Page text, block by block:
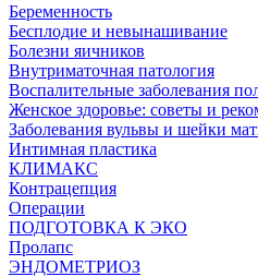
Беременность
Бесплодие и невынашивание
Болезни яичников
Внутриматочная патология
Воспалительные заболевания
Женское здоровье: советы и
Заболевания вульвы и шейки
Интимная пластика
КЛИМАКС
Контрацепция
Операции
ПОДГОТОВКА К ЭКО
Пролапс
ЭНДОМЕТРИОЗ